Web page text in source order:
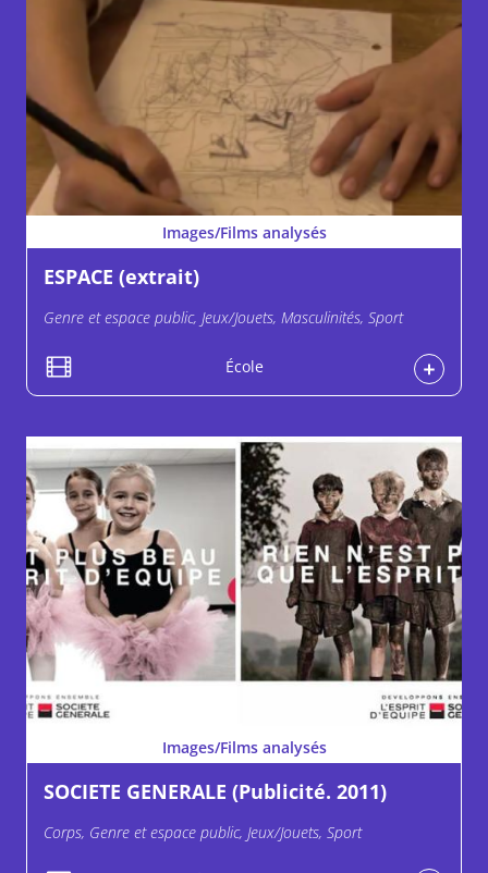
Images/Films analysés
ESPACE (extrait)
Genre et espace public, Jeux/Jouets, Masculinités, Sport
École
Images/Films analysés
SOCIETE GENERALE (Publicité. 2011)
Corps, Genre et espace public, Jeux/Jouets, Sport